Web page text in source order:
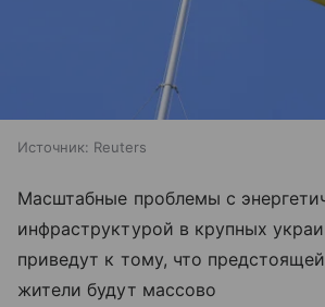
Источник: Reuters
Масштабные проблемы с
инфраструктурой в крупных
приведут к тому, что
жители будут массово